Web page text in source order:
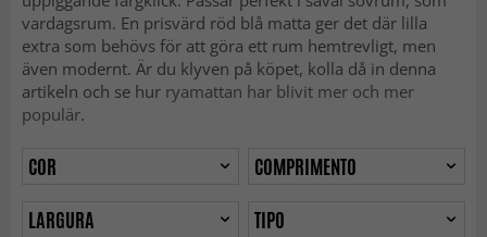
vardagsrum. En prisvärd röd blå matta ger det där lilla
extra som behövs för att göra ett rum hemtrevligt, men
även modernt. Är du klyven på köpet, kolla då in denna
artikeln och se hur ryamattan har blivit mer och mer
populär.
COR
COMPRIMENTO
LARGURA
TIPO